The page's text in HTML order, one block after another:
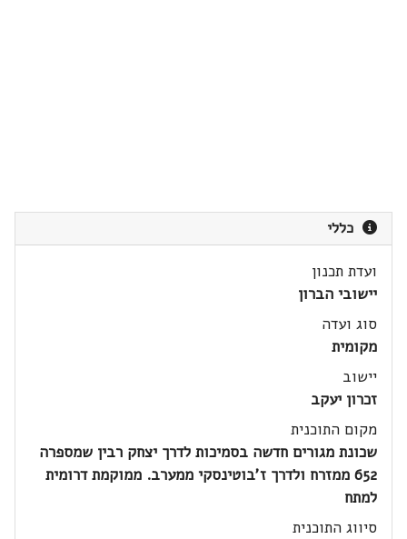
כללי
ועדת תכנון
יישובי הברון
סוג ועדה
מקומית
יישוב
זכרון יעקב
מקום התוכנית
שכונת מגורים חדשה בסמיכות לדרך יצחק רבין שמספרה
652 ממזרח ולדרך ז'בוטינסקי ממערב. ממוקמת דרומית
למתח
סיווג התוכנית